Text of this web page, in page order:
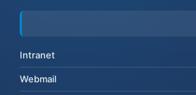
Intranet
Webmail